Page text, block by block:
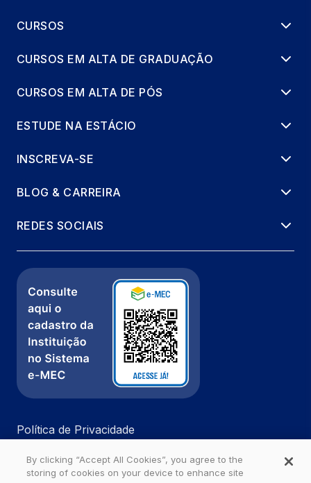
CURSOS
CURSOS EM ALTA DE GRADUAÇÃO
CURSOS EM ALTA DE PÓS
ESTUDE NA ESTÁCIO
INSCREVA-SE
BLOG & CARREIRA
REDES SOCIAIS
Política de Privacidade
Ouvidoria
By clicking “Accept All Cookies”, you agree to the
storing of cookies on your device to enhance site